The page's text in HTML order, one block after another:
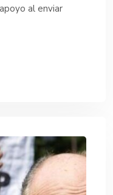
al enviar